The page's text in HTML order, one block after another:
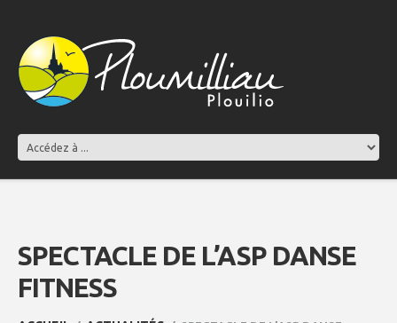
SPECTACLE DE L’ASP DANSE
FITNESS